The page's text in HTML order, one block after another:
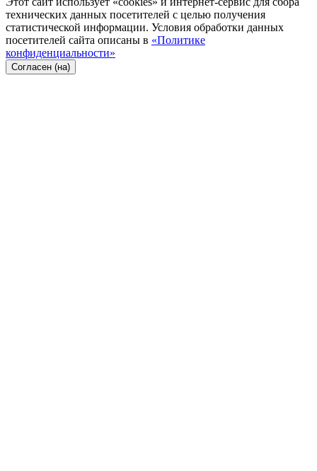
технических данных посетителей с целью получения
статистической информации. Условия обработки данных
посетителей сайта описаны в «Политике
конфиденциальности»
Согласен (на)